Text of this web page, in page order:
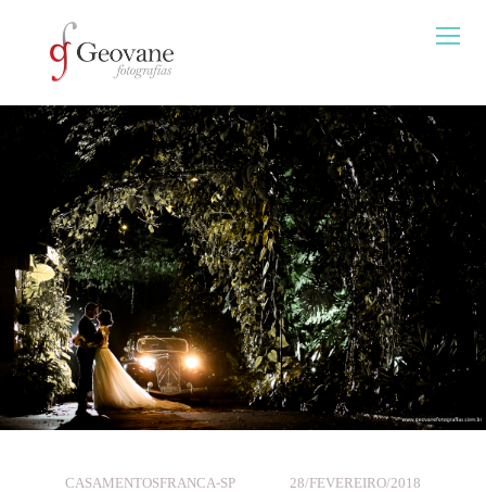
CASAMENTOSFRANCA-SP 28/FEVEREIRO/2018